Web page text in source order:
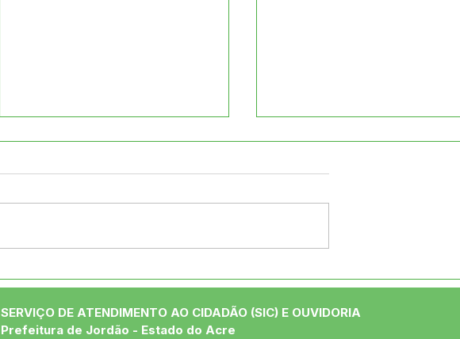
Christi
Secretaria de Assistência
Social realizam ação na
Aldeia Arco-Íris, levando
SERVIÇO DE ATENDIMENTO AO CIDADÃO (SIC) E OUVIDORIA
Prefeitura de Jordão - Estado do Acre